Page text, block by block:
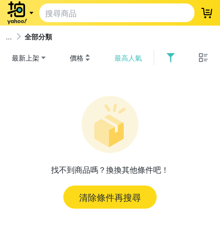
登
全部分類
最新上架 價格 最高人氣
找不到商品嗎？換換其他條件吧！
清除條件再搜尋